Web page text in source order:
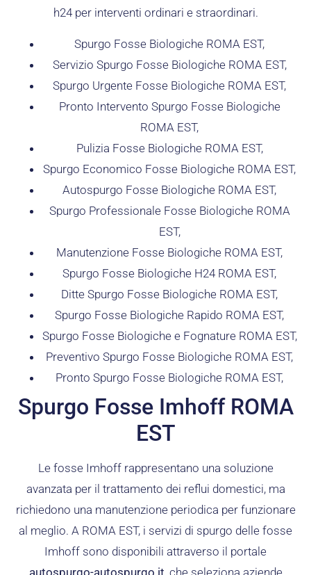
h24 per interventi ordinari e straordinari.
Spurgo Fosse Biologiche ROMA EST,
Servizio Spurgo Fosse Biologiche ROMA EST,
Spurgo Urgente Fosse Biologiche ROMA EST,
Pronto Intervento Spurgo Fosse Biologiche
ROMA EST,
Pulizia Fosse Biologiche ROMA EST,
Spurgo Economico Fosse Biologiche ROMA EST,
Autospurgo Fosse Biologiche ROMA EST,
Spurgo Professionale Fosse Biologiche ROMA
EST,
Manutenzione Fosse Biologiche ROMA EST,
Spurgo Fosse Biologiche H24 ROMA EST,
Ditte Spurgo Fosse Biologiche ROMA EST,
Spurgo Fosse Biologiche Rapido ROMA EST,
Spurgo Fosse Biologiche e Fognature ROMA EST,
Preventivo Spurgo Fosse Biologiche ROMA EST,
Pronto Spurgo Fosse Biologiche ROMA EST,
Spurgo Fosse Imhoff ROMA
EST
Le fosse Imhoff rappresentano una soluzione
avanzata per il trattamento dei reflui domestici, ma
richiedono una manutenzione periodica per funzionare
al meglio. A ROMA EST, i servizi di spurgo delle fosse
Imhoff sono disponibili attraverso il portale
autospurgo-autospurgo.it , che seleziona aziende